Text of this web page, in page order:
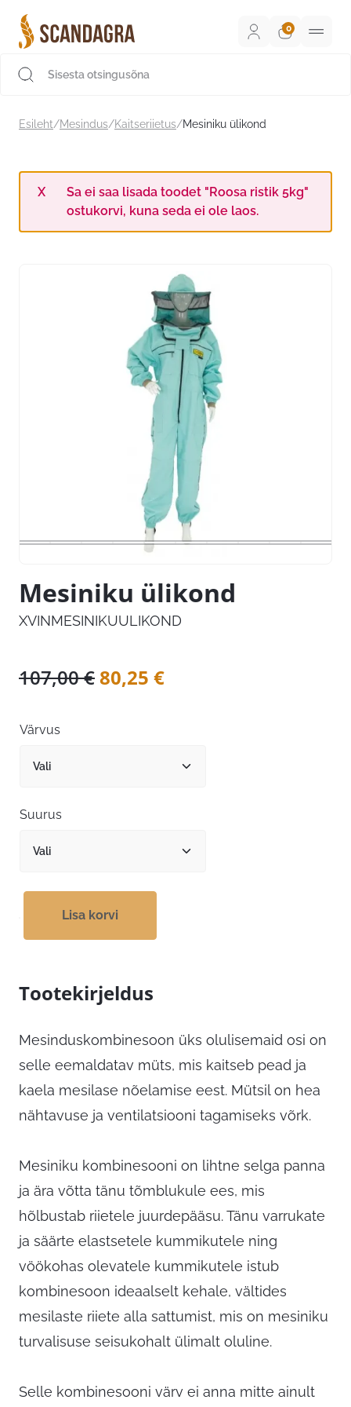
sisu
juurde
Esileht/Mesindus/Kaitseriietus/Mesiniku ülikond
Sa ei saa lisada toodet "Roosa ristik 5kg"
ostukorvi, kuna seda ei ole laos.
Mesiniku ülikond
XVINMESINIKUULIKOND
107,00€Algne
80,25 €Praegune
Värvus
Suurus
Lisa korvi
Tootekirjeldus
Mesinduskombinesoon üks olulisemaid osi on
selle eemaldatav müts, mis kaitseb pead ja
kaela mesilase nõelamise eest. Mütsil on hea
nähtavuse ja ventilatsiooni tagamiseks võrk.
Mesiniku kombinesooni on lihtne selga panna
ja ära võtta tänu tõmblukule ees, mis
hõlbustab riietele juurdepääsu. Tänu varrukate
ja säärte elastsetele kummikutele ning
vöökohas olevatele kummikutele istub
kombinesoon ideaalselt kehale, vältides
mesilaste riiete alla sattumist, mis on mesiniku
turvalisuse seisukohalt ülimalt oluline.
Selle kombinesooni värv ei anna mitte ainult